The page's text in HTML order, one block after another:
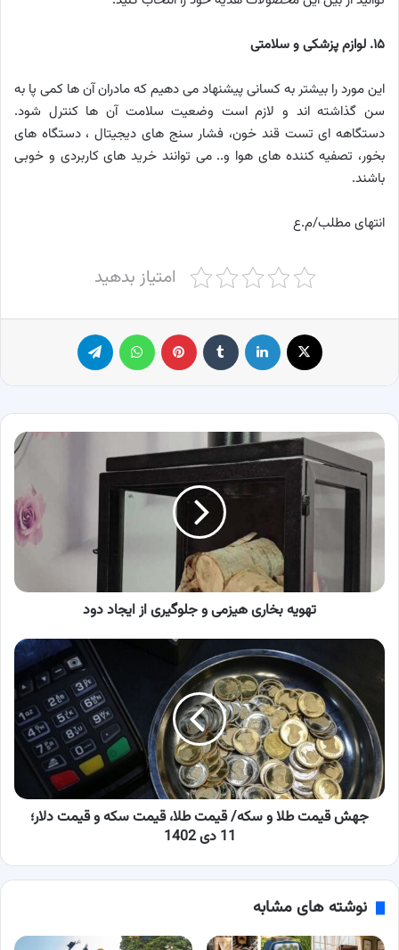
۱۵. لوازم پزشکی و سلامتی
این مورد را بیشتر به کسانی پیشنهاد می دهیم که مادران آن ها کمی پا به
سن گذاشته اند و لازم است وضعیت سلامت آن ها کنترل شود.
دستگاهه ای تست قند خون، فشار سنج های دیجیتال ، دستگاه های
بخور، تصفیه کننده های هوا و.. می توانند خرید های کاربردی و خوبی
باشند.
انتهای مطلب/م.ع
امتیاز بدهید
لینکدین ‫تامبلر پینترست
تهویه
بخاری
هیزمی
تهویه بخاری هیزمی و جلوگیری از ایجاد دود
جهش
طلا
سکه/
قیمت
طلا،
قیمت
سکه
11
1402
جهش قیمت طلا و سکه/ قیمت طلا، قیمت سکه و قیمت دلار؛
11 دی 1402
نوشته های مشابه